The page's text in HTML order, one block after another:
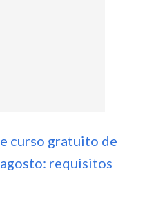
curso gratuito de
requisitos